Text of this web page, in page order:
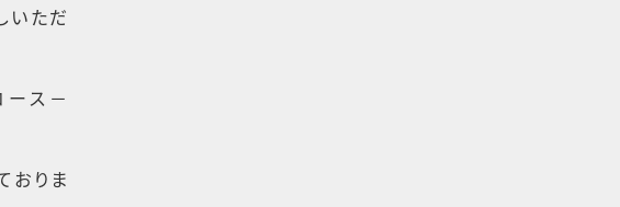
いただ
ス－
おりま